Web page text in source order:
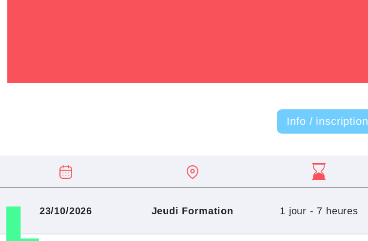
Info / inscription
23/10/2026 Jeudi Formation 1 jour - 7 heures